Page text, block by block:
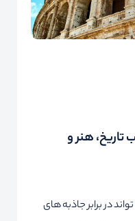
تاریخ، هنر و
در برابر جاذبه های